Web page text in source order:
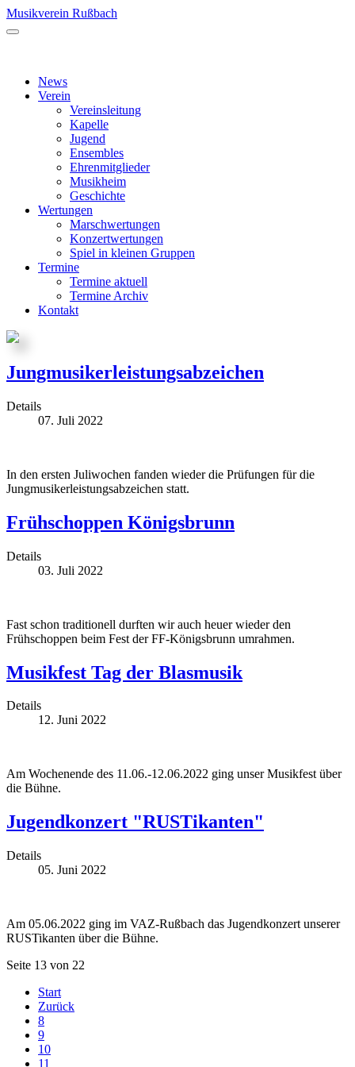
Musikverein Rußbach
News
Verein
Vereinsleitung
Kapelle
Jugend
Ensembles
Ehrenmitglieder
Musikheim
Geschichte
Wertungen
Marschwertungen
Konzertwertungen
Spiel in kleinen Gruppen
Termine
Termine aktuell
Termine Archiv
Kontakt
Jungmusikerleistungsabzeichen
Details
07. Juli 2022
In den ersten Juliwochen fanden wieder die Prüfungen für die
Jungmusikerleistungsabzeichen statt.
Frühschoppen Königsbrunn
Details
03. Juli 2022
Fast schon traditionell durften wir auch heuer wieder den
Frühschoppen beim Fest der FF-Königsbrunn umrahmen.
Musikfest Tag der Blasmusik
Details
12. Juni 2022
Am Wochenende des 11.06.-12.06.2022 ging unser Musikfest über
die Bühne.
Jugendkonzert "RUSTikanten"
Details
05. Juni 2022
Am 05.06.2022 ging im VAZ-Rußbach das Jugendkonzert unserer
RUSTikanten über die Bühne.
Seite 13 von 22
Start
Zurück
8
9
10
11